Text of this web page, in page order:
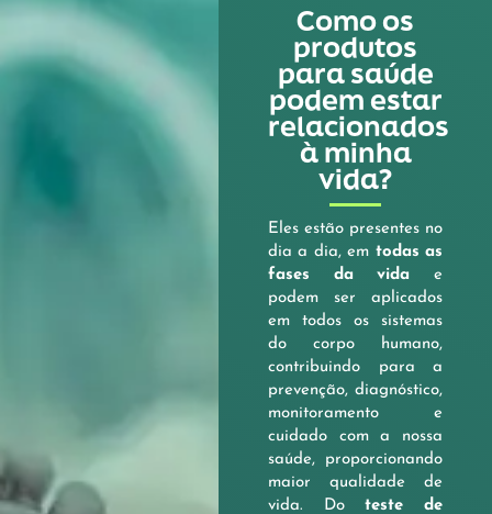
Como os
produtos
para saúde
podem estar
relacionados
à minha
vida?
Eles estão presentes no
dia a dia, em todas as
fases da vida e
podem ser aplicados
em todos os sistemas
do corpo humano,
contribuindo para a
prevenção, diagnóstico,
monitoramento e
cuidado com a nossa
saúde, proporcionando
maior qualidade de
vida. Doteste de